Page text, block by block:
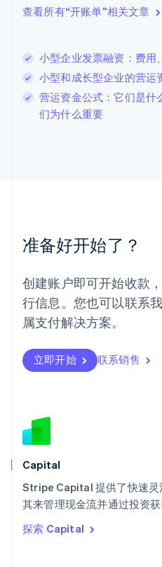
查看所有“开账单”相关文章
小型企业发票融资：费用
小型和成长型企业的营运
营运资金公式：它们是什
们为什么重要
准备好开始了？
创建账户即可开始收款
行信息。您也可以联系
属支付解决方案。
立即开始 联系销售
Capital
Stripe Capital 提供了快速灵
其来管理现金流并通过投资获
探索 Capital
立陶宛
Deutsch English
卢森堡
Français Deutsch English
罗马尼亚
English
挪威
葡萄牙
Português English
日本
日本語English
瑞典
瑞士
DeutschFrançais
斯洛伐克
斯洛文尼亚
泰国
ไทยEnglish
希腊
English
西班牙